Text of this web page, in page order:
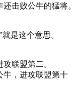
击败公牛的猛将。
是这个意思。
联盟第二。
牛，进攻联盟第十